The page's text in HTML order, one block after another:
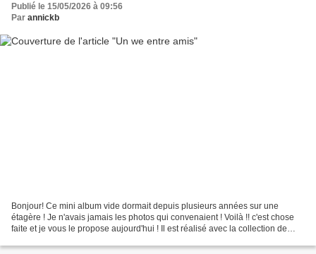
Publié le 15/05/2026 à 09:56
Par annickb
Bonjour! Ce mini album vide dormait depuis plusieurs années sur une
étagère ! Je n'avais jamais les photos qui convenaient ! Voilà !! c'est chose
faite et je vous le propose aujourd'hui ! Il est réalisé avec la collection de